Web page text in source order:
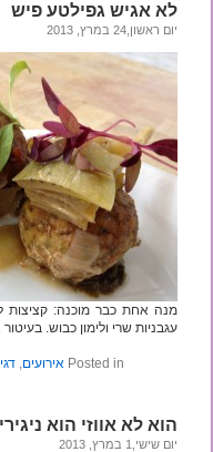
לא אגיש גפילטע פיש
יום ראשון,24 במרץ, 2013
מנה אחת כבר מוכנה: קציצות
עגבניות שרי ולימון כבוש.
Posted in אירועים,
הוא לא אווזי הוא ניגירי
יום שישי,1 במרץ, 2013